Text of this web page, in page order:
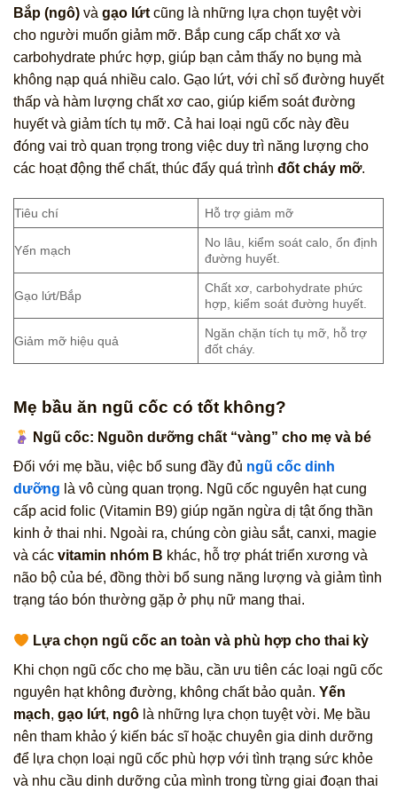
Bắp (ngô) và gạo lứt cũng là những lựa chọn tuyệt vời
cho người muốn giảm mỡ. Bắp cung cấp chất xơ và
carbohydrate phức hợp, giúp bạn cảm thấy no bụng mà
không nạp quá nhiều calo. Gạo lứt, với chỉ số đường huyết
thấp và hàm lượng chất xơ cao, giúp kiểm soát đường
huyết và giảm tích tụ mỡ. Cả hai loại ngũ cốc này đều
đóng vai trò quan trọng trong việc duy trì năng lượng cho
các hoạt động thể chất, thúc đẩy quá trình đốt cháy mỡ.
Tiêu chí Hỗ trợ giảm mỡ
Yến mạch
No lâu, kiểm soát calo, ổn định
đường huyết.
Gạo lứt/Bắp
Chất xơ, carbohydrate phức
hợp, kiểm soát đường huyết.
Giảm mỡ hiệu quả
Ngăn chặn tích tụ mỡ, hỗ trợ
đốt cháy.
Mẹ bầu ăn ngũ cốc có tốt không?
Ngũ cốc: Nguồn dưỡng chất “vàng” cho mẹ và bé
Đối với mẹ bầu, việc bổ sung đầy đủ ngũ cốc dinh
dưỡng là vô cùng quan trọng. Ngũ cốc nguyên hạt cung
cấp acid folic (Vitamin B9) giúp ngăn ngừa dị tật ống thần
kinh ở thai nhi. Ngoài ra, chúng còn giàu sắt, canxi, magie
và các vitamin nhóm B khác, hỗ trợ phát triển xương và
não bộ của bé, đồng thời bổ sung năng lượng và giảm tình
trạng táo bón thường gặp ở phụ nữ mang thai.
Lựa chọn ngũ cốc an toàn và phù hợp cho thai kỳ
Khi chọn ngũ cốc cho mẹ bầu, cần ưu tiên các loại ngũ cốc
nguyên hạt không đường, không chất bảo quản. Yến
mạch, gạo lứt, ngô là những lựa chọn tuyệt vời. Mẹ bầu
nên tham khảo ý kiến bác sĩ hoặc chuyên gia dinh dưỡng
để lựa chọn loại ngũ cốc phù hợp với tình trạng sức khỏe
và nhu cầu dinh dưỡng của mình trong từng giai đoạn thai